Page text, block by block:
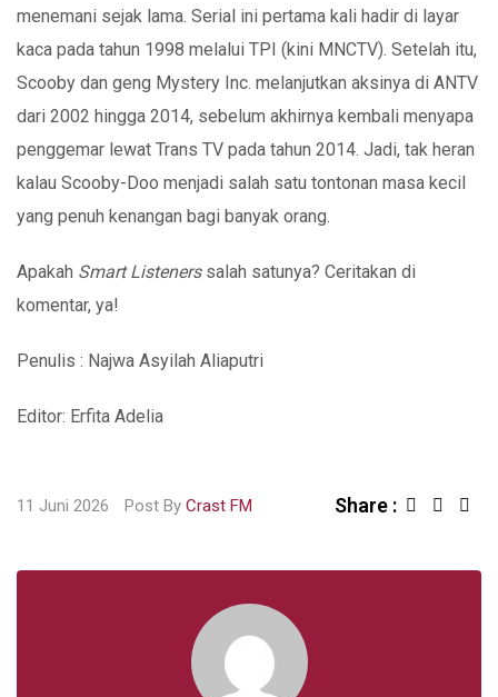
menemani sejak lama. Serial ini pertama kali hadir di layar
kaca pada tahun 1998 melalui TPI (kini MNCTV). Setelah itu,
Scooby dan geng Mystery Inc. melanjutkan aksinya di ANTV
dari 2002 hingga 2014, sebelum akhirnya kembali menyapa
penggemar lewat Trans TV pada tahun 2014. Jadi, tak heran
kalau Scooby-Doo menjadi salah satu tontonan masa kecil
yang penuh kenangan bagi banyak orang.
Apakah Smart Listenerssalah satunya? Ceritakan di
komentar, ya!
Penulis : Najwa Asyilah Aliaputri
Editor: Erfita Adelia
11 Juni 2026 Post By Crast FM Share :